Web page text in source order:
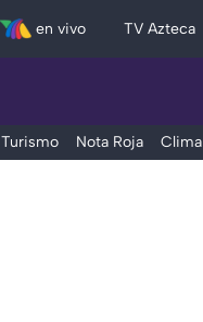
en vivo TV Azteca
Turismo Nota Roja Clima